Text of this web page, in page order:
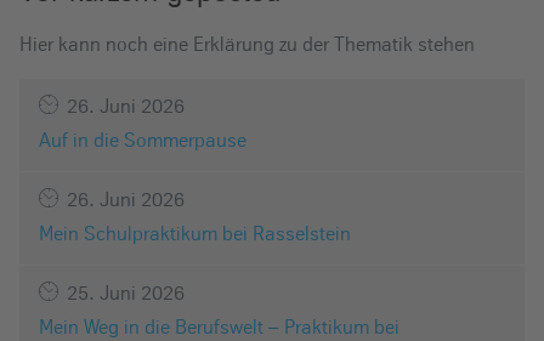
Hier kann noch eine Erklärung zu der Thematik stehen
26. Juni 2026
Auf in die Sommerpause
26. Juni 2026
Mein Schulpraktikum bei Rasselstein
25. Juni 2026
Mein Weg in die Berufswelt – Praktikum bei